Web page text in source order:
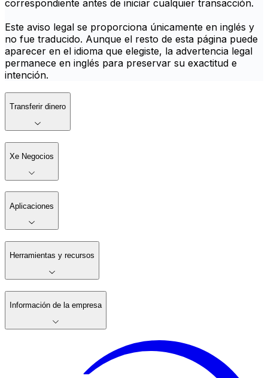
correspondiente antes de iniciar cualquier transacción.
Este aviso legal se proporciona únicamente en inglés y
no fue traducido. Aunque el resto de esta página puede
aparecer en el idioma que elegiste, la advertencia legal
permanece en inglés para preservar su exactitud e
intención.
Transferir dinero
Xe Negocios
Aplicaciones
Herramientas y recursos
Información de la empresa